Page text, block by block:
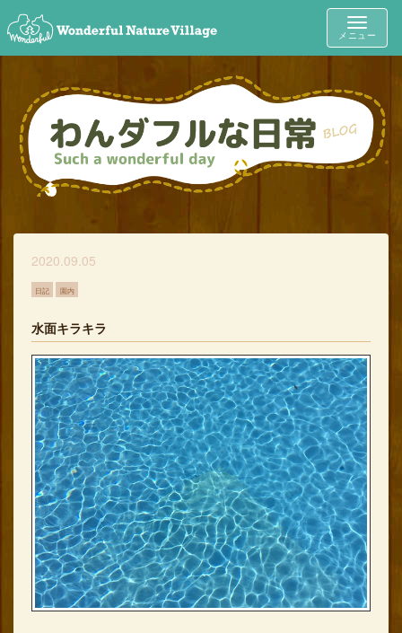
Toggle
メニュー
2020.09.05
日記 園内
水面キラキラ